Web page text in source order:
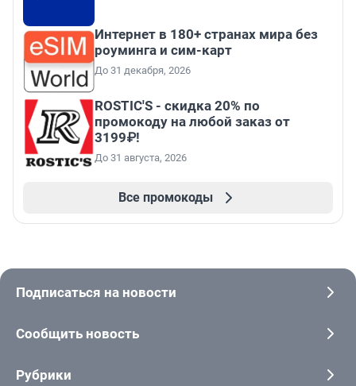
Интернет в 180+ странах мира без
роуминга и сим-карт
До 31 декабря, 2026
ROSTIC'S - скидка 20% по
промокоду на любой заказ от
3199₽!
До 31 августа, 2026
Все промокоды
Подписаться на новости
Сообщить новость
Рубрики